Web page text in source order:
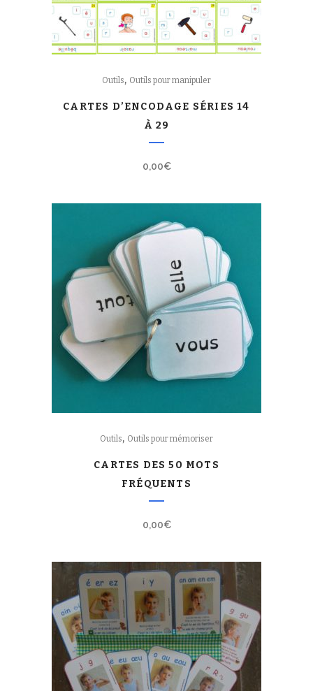
Outils, Outils pour manipuler
CARTES D’ENCODAGE SÉRIES 14
À 29
0,00€
Outils, Outils pour mémoriser
CARTES DES 50 MOTS
FRÉQUENTS
0,00€